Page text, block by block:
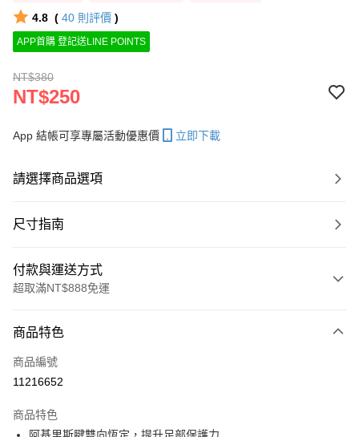
4.8 ( 40 則評價 )
APP首購 登記送LINE POINTS
NT$380
NT$250
App 結帳可享專屬活動優惠價 立即下載
請選擇商品選項
尺寸指南
付款與運送方式
超取滿NT$888免運
信用卡一次付款
超商取貨付款
Apple Pay
商品特色
商品編號
11216652
商品特色